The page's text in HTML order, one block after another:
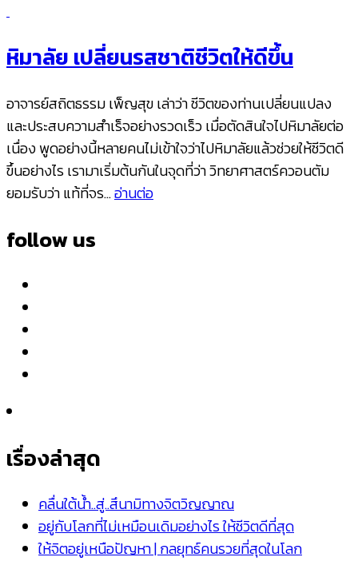
หิมาลัย เปลี่ยนรสชาติชีวิตให้ดีขึ้น
อาจารย์สถิตธรรม เพ็ญสุข เล่าว่า ชีวิตของท่านเปลี่ยนแปลง
และประสบความสำเร็จอย่างรวดเร็ว เมื่อตัดสินใจไปหิมาลัยต่อ
เนื่อง พูดอย่างนี้หลายคนไม่เข้าใจว่าไปหิมาลัยแล้วช่วยให้ชีวิตดี
ขึ้นอย่างไร เรามาเริ่มต้นกันในจุดที่ว่า วิทยาศาสตร์ควอนตัม
ยอมรับว่า แท้ที่จร…อ่านต่อ
follow us
เรื่องล่าสุด
คลื่นใต้น้ำ..สู่..สึนามิทางจิตวิญญาณ
อยู่กับโลกที่ไม่เหมือนเดิมอย่างไร ให้ชีวิตดีที่สุด
ให้จิตอยู่เหนือปัญหา | กลยุทธ์คนรวยที่สุดในโลก